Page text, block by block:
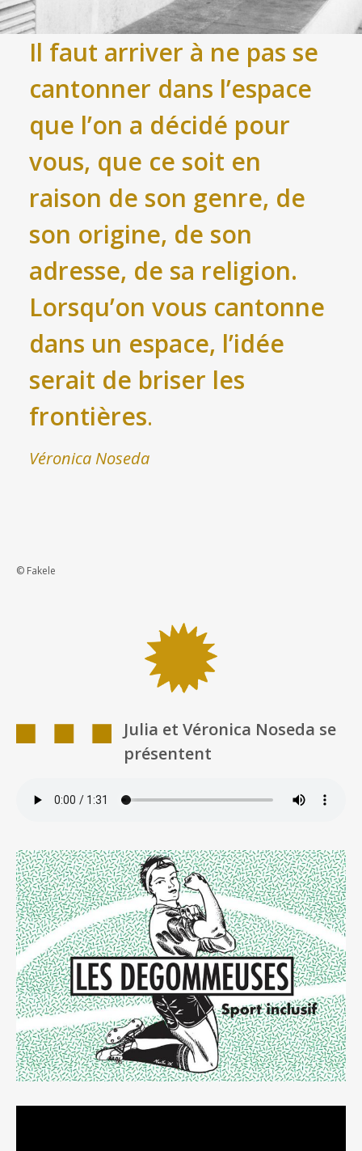
Il faut arriver à ne pas se
cantonner dans l’espace
que l’on a décidé pour
vous, que ce soit en
raison de son genre, de
son origine, de son
adresse, de sa religion.
Lorsqu’on vous cantonne
dans un espace, l’idée
serait de briser les
frontières.
Véronica Noseda
© Fakele
Julia et Véronica Noseda se
présentent